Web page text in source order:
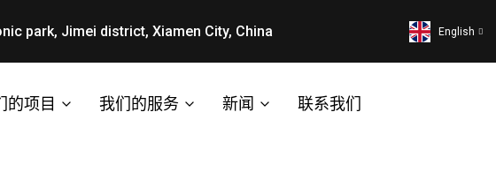
park, Jimei district, Xiamen City, China English
的项目 我们的服务 新闻 联系我们